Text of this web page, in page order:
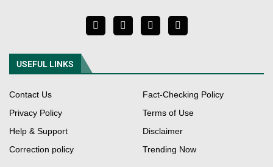
USEFUL LINKS
Contact Us
Fact-Checking Policy
Privacy Policy
Terms of Use
Help & Support
Disclaimer
Correction policy
Trending Now